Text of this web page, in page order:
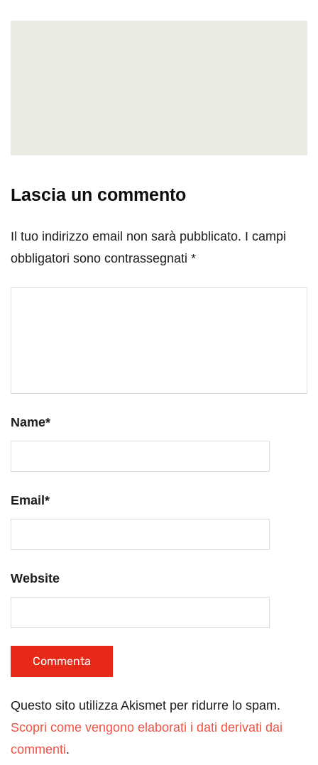
Lascia un commento
Il tuo indirizzo email non sarà pubblicato. I campi
obbligatori sono contrassegnati *
Name*
Email *
Website
Questo sito utilizza Akismet per ridurre lo spam.
Scopri come vengono elaborati i dati derivati dai
commenti.